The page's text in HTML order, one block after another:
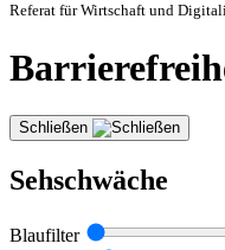
Referat für Wirtschaft und
Schließen
Sehschwäche
Blaufilter